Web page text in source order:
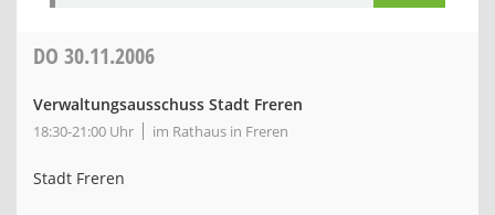
DO 30.11.2006
Verwaltungsausschuss Stadt Freren
18:30-21:00 Uhr im Rathaus in Freren
Stadt Freren